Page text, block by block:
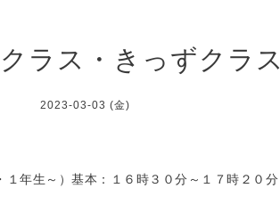
ラス・きっずクラス
2023-03-03 (金)
１年生～）基本：１６時３０分～１７時２０分